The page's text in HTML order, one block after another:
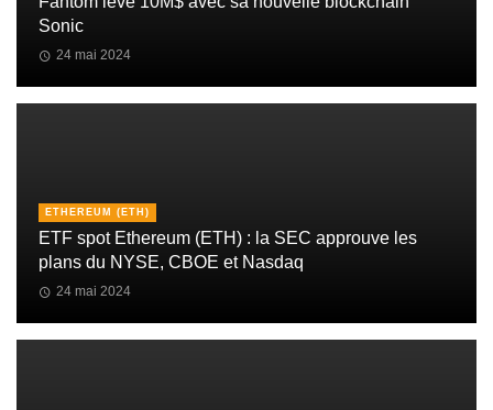
Sonic
24 mai 2024
ETHEREUM (ETH)
ETF spot Ethereum (ETH) : la SEC approuve les
plans du NYSE, CBOE et Nasdaq
24 mai 2024